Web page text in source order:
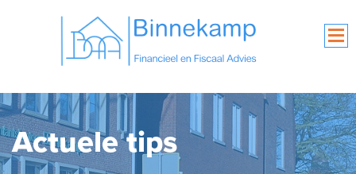
Actuele tips